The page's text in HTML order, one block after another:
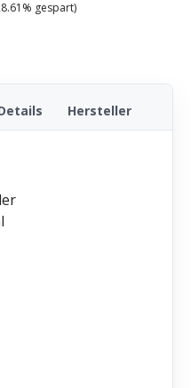
gespart)
Hersteller